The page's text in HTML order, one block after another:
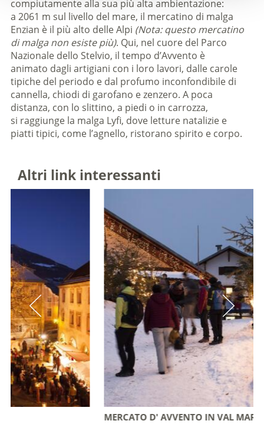
compiutamente alla sua più alta ambientazione:
a 2061 m sul livello del mare, il mercatino di malga
Enzian è il più alto delle Alpi (Nota: questo mercatino
di malga non esiste più). Qui, nel cuore del Parco
Nazionale dello Stelvio, il tempo d’Avvento è
animato dagli artigiani con i loro lavori, dalle carole
tipiche del periodo e dal profumo inconfondibile di
cannella, chiodi di garofano e zenzero. A poca
distanza, con lo slittino, a piedi o in carrozza,
si raggiunge la malga Lyfi, dove letture natalizie e
piatti tipici, come l’agnello, ristorano spirito e corpo.
Altri link interessanti
MERCATO D' AVVENTO IN VAL MARTELLO